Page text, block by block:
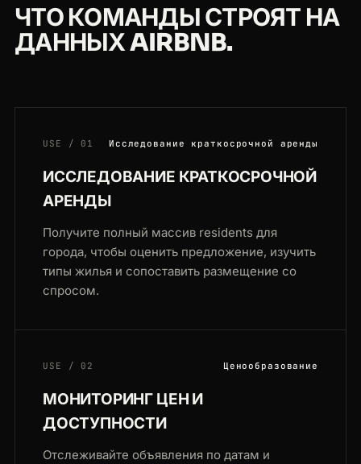
ЧТО КОМАНДЫ СТРОЯТ НА
ДАННЫХ AIRBNB.
USE / 01 Исследование краткосрочной аренды
ИССЛЕДОВАНИЕ КРАТКОСРОЧНОЙ
АРЕНДЫ
Получите полный массив residents для
города, чтобы оценить предложение, изучить
типы жилья и сопоставить размещение со
спросом.
USE / 02 Ценообразование
МОНИТОРИНГ ЦЕН И
ДОСТУПНОСТИ
Отслеживайте объявления по датам и